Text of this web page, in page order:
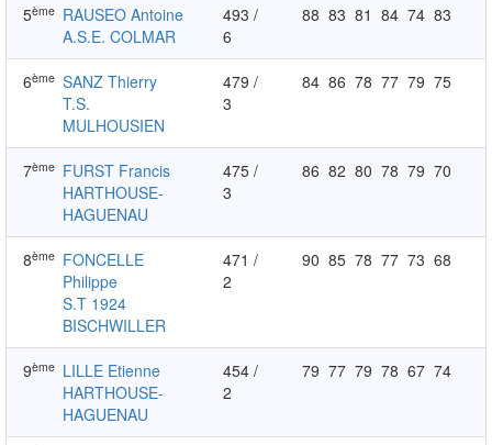
5ème RAUSEO Antoine
A.S.E. COLMAR
493 /
6
88 83 81 84 74 83
6ème SANZ Thierry
T.S.
MULHOUSIEN
479 /
3
84 86 78 77 79 75
7ème FURST Francis
HARTHOUSE-
HAGUENAU
475 /
3
86 82 80 78 79 70
8ème FONCELLE
Philippe
S.T 1924
BISCHWILLER
471 /
2
90 85 78 77 73 68
9ème LILLE Etienne
HARTHOUSE-
HAGUENAU
454 /
2
79 77 79 78 67 74